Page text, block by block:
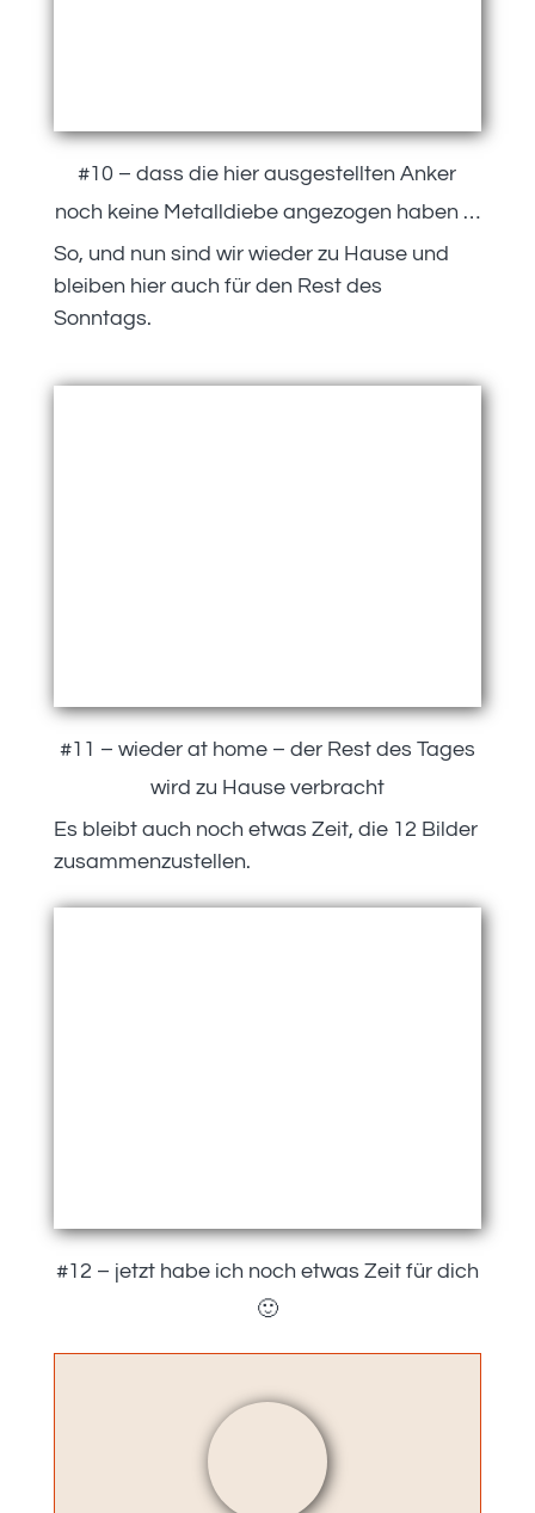
#10 – dass die hier ausgestellten Anker
noch keine Metalldiebe angezogen haben …
So, und nun sind wir wieder zu Hause und
bleiben hier auch für den Rest des
Sonntags.
#11 – wieder at home – der Rest des Tages
wird zu Hause verbracht
Es bleibt auch noch etwas Zeit, die 12 Bilder
zusammenzustellen.
#12 – jetzt habe ich noch etwas Zeit für dich
🙂